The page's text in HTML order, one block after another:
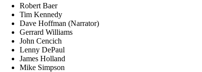
Robert Baer
Tim Kennedy
Dave Hoffman (Narrator)
Gerrard Williams
John Cencich
Lenny DePaul
James Holland
Mike Simpson